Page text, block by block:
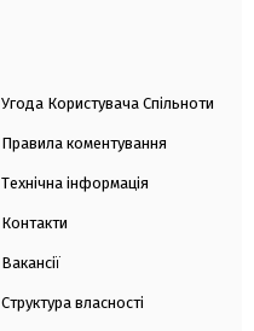
Угода Користувача Спільноти
Правила коментування
Технічна інформація
Контакти
Вакансії
Структура власності